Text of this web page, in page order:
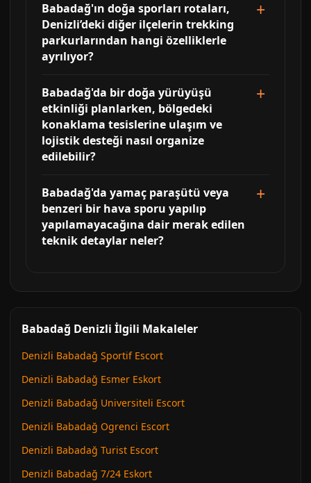
Babadağ'ın doğa sporları rotaları,
Denizli’deki diğer ilçelerin trekking
parkurlarından hangi özelliklerle
ayrılıyor?
Babadağ'da bir doğa yürüyüşü
etkinliği planlarken, bölgedeki
konaklama tesislerine ulaşım ve
lojistik desteği nasıl organize
edilebilir?
Babadağ'da yamaç paraşütü veya
benzeri bir hava sporu yapılıp
yapılamayacağına dair merak edilen
teknik detaylar neler?
Babadağ Denizli İlgili Makaleler
Denizli Babadağ Sportif Escort
Denizli Babadağ Esmer Eskort
Denizli Babadağ Universiteli Escort
Denizli Babadağ Ogrenci Escort
Denizli Babadağ Turist Escort
Denizli Babadağ 7/24 Eskort